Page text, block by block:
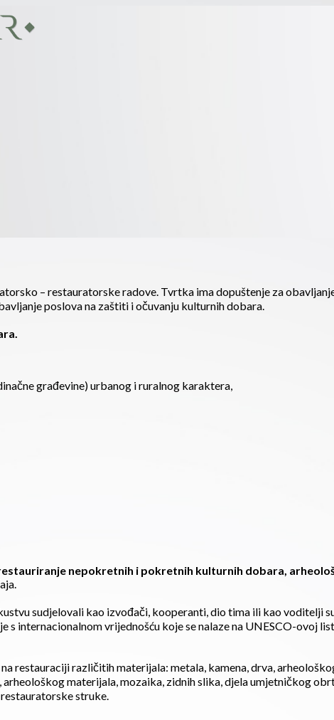
– restauratorske radove. Tvrtka ima dopuštenje za
poslova na zaštiti i očuvanju kulturnih dobara.
građevine) urbanog i ruralnog karaktera,
nepokretnih i pokretnih kulturnih dobara,
sudjelovali kao izvođači, kooperanti, dio tima ili kao
internacionalnom vrijednošću koje se nalaze na UNESCO-ovoj
restauraciji različitih materijala: metala, kamena, drva,
materijala, mozaika, zidnih slika, djela umjetničkog
struke.